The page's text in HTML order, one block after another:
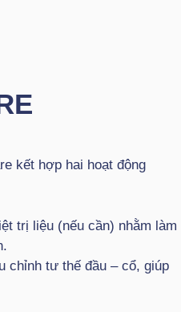
kết hợp hai hoạt động
trị liệu (nếu cần) nhằm làm
chỉnh tư thế đầu – cổ, giúp